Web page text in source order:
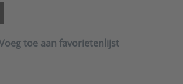
toe aan favorietenlijst